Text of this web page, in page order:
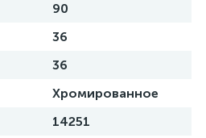
90
36
36
Хромированное
14251